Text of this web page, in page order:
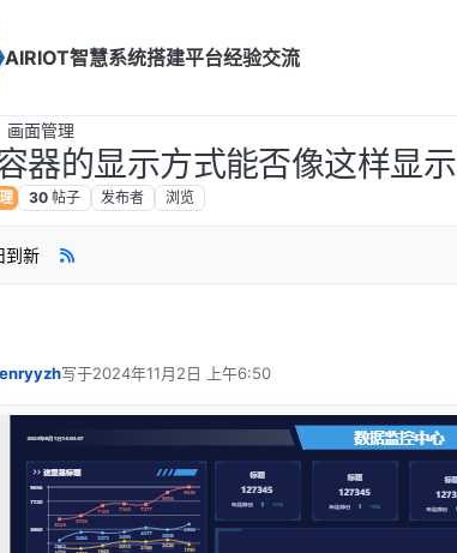
AIRIOT智慧系统搭建平台经验交流
画面管理
器的显示方式能否像这样显示
30 帖子 发布者 浏览
到新
写于2024年11月2日 上午6:50
最后由 编辑